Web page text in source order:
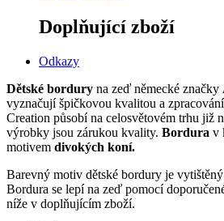
Doplňující zboží
Odkazy
Dětské bordury na zeď německé značky
vyznačují špičkovou kvalitou a
Creation působí na celosvětovém trhu již
výrobky jsou zárukou kvality. Bordura v
motivem divokých koní.
Barevný motiv dětské bordury je vytištěný
Bordura se lepí na zeď pomocí
níže v doplňujícím zboží.